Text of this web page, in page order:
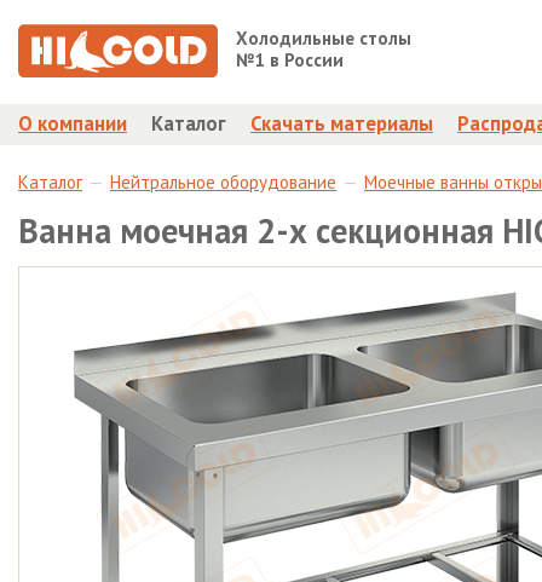
Холодильные столы
№1 в России
О компании Каталог Скачать материалы
Каталог Нейтральное оборудование Моечные ванны
Ванна моечная 2-х секционная